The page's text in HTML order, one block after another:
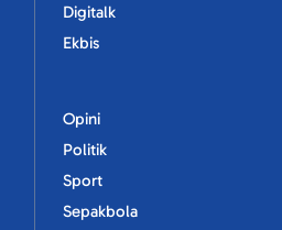
Digitalk
Ekbis
Opini
Politik
Sport
Sepakbola